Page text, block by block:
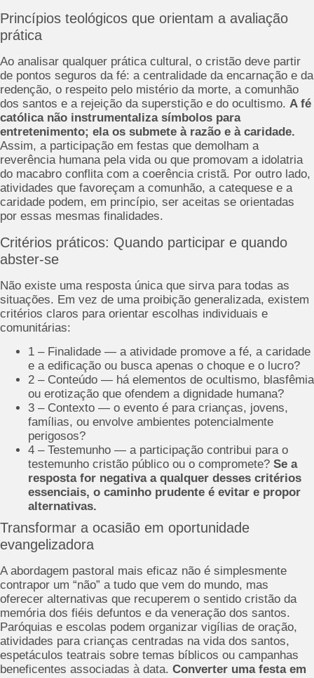
Princípios teológicos que orientam a avaliação
prática
Ao analisar qualquer prática cultural, o cristão deve partir
de pontos seguros da fé: a centralidade da encarnação e da
redenção, o respeito pelo mistério da morte, a comunhão
dos santos e a rejeição da superstição e do ocultismo. A fé
católica não instrumentaliza símbolos para
entretenimento; ela os submete à razão e à caridade.
Assim, a participação em festas que demolham a
reverência humana pela vida ou que promovam a idolatria
do macabro conflita com a coerência cristã. Por outro lado,
atividades que favoreçam a comunhão, a catequese e a
caridade podem, em princípio, ser aceitas se orientadas
por essas mesmas finalidades.
Critérios práticos: Quando participar e quando
abster-se
Não existe uma resposta única que sirva para todas as
situações. Em vez de uma proibição generalizada, existem
critérios claros para orientar escolhas individuais e
comunitárias:
1 – Finalidade — a atividade promove a fé, a caridade
e a edificação ou busca apenas o choque e o lucro?
2 – Conteúdo — há elementos de ocultismo, blasfêmia
ou erotização que ofendem a dignidade humana?
3 – Contexto — o evento é para crianças, jovens,
famílias, ou envolve ambientes potencialmente
perigosos?
4 – Testemunho — a participação contribui para o
testemunho cristão público ou o compromete? Se a
resposta for negativa a qualquer desses critérios
essenciais, o caminho prudente é evitar e propor
alternativas.
Transformar a ocasião em oportunidade
evangelizadora
A abordagem pastoral mais eficaz não é simplesmente
contrapor um “não” a tudo que vem do mundo, mas
oferecer alternativas que recuperem o sentido cristão da
memória dos fiéis defuntos e da veneração dos santos.
Paróquias e escolas podem organizar vigílias de oração,
atividades para crianças centradas na vida dos santos,
espetáculos teatrais sobre temas bíblicos ou campanhas
beneficentes associadas à data. Converter uma festa em